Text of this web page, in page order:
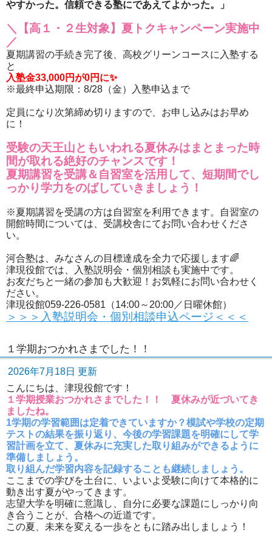
やすかった。信頼できる塾にであえてよかった。」
＼【高１・２生対象】夏トクキャンペーン実施中
／
夏期講習の手続き完了後、高校グリーンコースに入塾する
と
入塾金33,000円が0円に✨
※最終申込期限：8/28（金）入塾申込まで
定員になり次第締め切りますので、お申し込みはお早め
に！
受験の天王山ともいわれる夏休みはまとまった時
間が取れる絶好のチャンスです！
夏期講習を受講＆自習室を活用して、短期間でし
っかり学力をのばしていきましょう！
※夏期講習を受講の方は自習室を利用できます。自習室の
開館時間については、受講校舎にてお問い合わせくださ
い。
河合塾は、みなさんの目標達成を全力で応援します🌈
津現役館では、入塾説明会・個別相談も実施中です。
お友だちと一緒の参加も大歓迎！お気軽にお問い合わせく
ださい。
津現役館059-226-0581（14:00～20:00／日曜休館）
＞＞＞入塾説明会・個別相談申込ページ＜＜＜
１学期おつかれさまでした！！
2026年7月18日 更新
こんにちは、津現役館です！
１学期授業おつかれさまでした！！ 夏休みが近づいてき
ましたね。
1学期の学習範囲は定着できていますか？模試や学校の定期
テストの結果を振り返り、今後の学習課題を明確にして学
習計画を立て、夏休みに充実した取り組みができるように
準備しましょう。
取り組んだ学習内容を記録することも継続しましょう。
ここまでの学びを土台に、いよいよ受験に向けて本格的に
動き出す夏がやってきます。
志望大学を明確に意識し、自分に必要な課題にしっかり向
き合うことが、合格への近道です。
この夏、未来を変える一歩をともに踏み出しましょう！